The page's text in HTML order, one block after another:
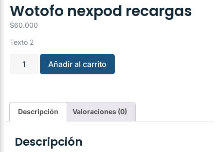
Wotofo nexpod recargas
$60.000
Texto 2
Añadir al carrito
Descripción Valoraciones (0)
Descripción